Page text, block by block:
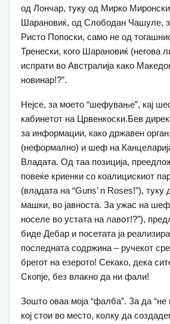
од Лончар, туку од Мирко
Шарановиќ, од Слободан Чашуле,
Ристо Попоски, само не од
Тренески, кого Шарановиќ (негова
испрати во Австралија како
новинар!?”.
Нејсе, за моето “шефување”, кај
кабинетот на Црвенкоски.Бев
за информации, како државен
(неформално) и шеф на
Владата. Од таа позиција,
повеќе криенки со коалицискиот
(владата на “Guns’ n Roses!”), туку
машки, во јавноста. За ужас на
носеле во устата на лавот!?”),
биде Дебар и посетата ја
последната содржина – ручекот
брегот на езерото! Секако, дека
Скопје, без влакно да ни фали!
Зошто оваа моја “фалба”. За да “не
кој стои во место, колку да